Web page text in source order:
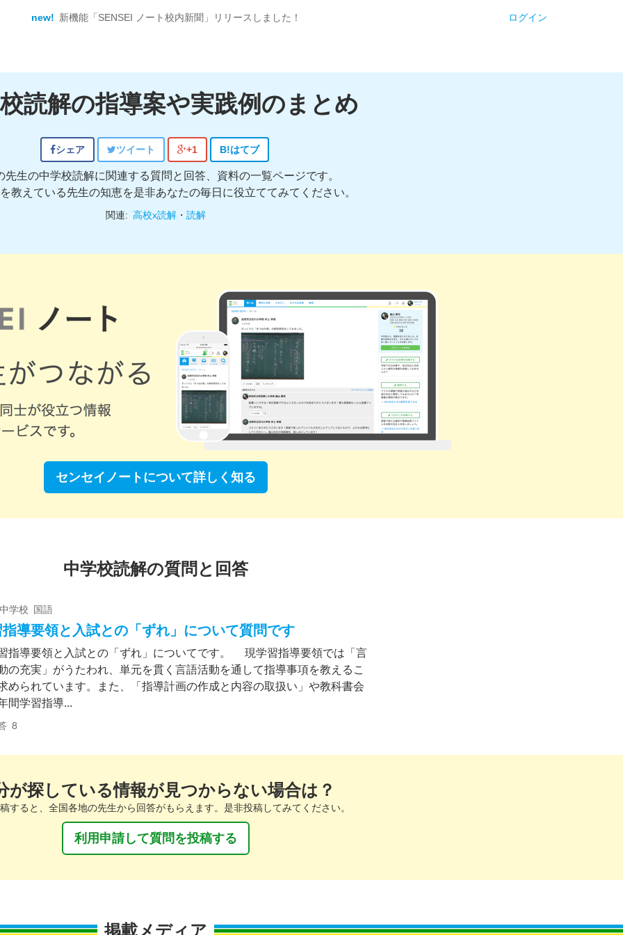
new! 新機能「SENSEI ノート校内新聞」リリースしました！ ログイン
読解の指導案や実践例のまとめ
シェア ツイート +1 B!はてブ
先生の中学校読解に関連する質問と回答、資料の一覧ページです。
教えている先生の知恵を是非あなたの毎日に役立ててみてください。
関連: 高校x読解 ・ 読解
センセイノートについて詳しく知る
中学校読解の質問と回答
学校 国語
導要領と入試との「ずれ」について質問です
導要領と入試との「ずれ」についてです。 現学習指導要領では「言
の充実」がうたわれ、単元を貫く言語活動を通して指導事項を教えるこ
められています。また、「指導計画の作成と内容の取扱い」や教科書会
間学習指導...
8
が探している情報が見つからない場合は？
すると、全国各地の先生から回答がもらえます。是非投稿してみてください。
利用申請して質問を投稿する
掲載メディア